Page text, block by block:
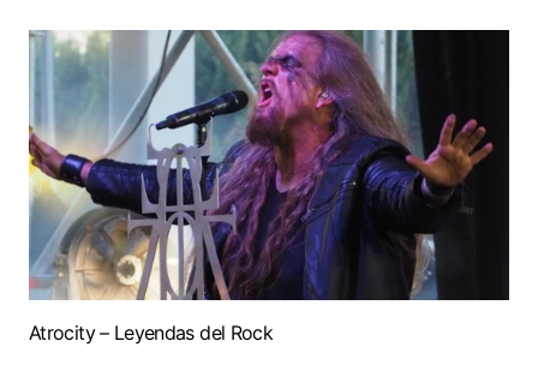
Atrocity – Leyendas del Rock